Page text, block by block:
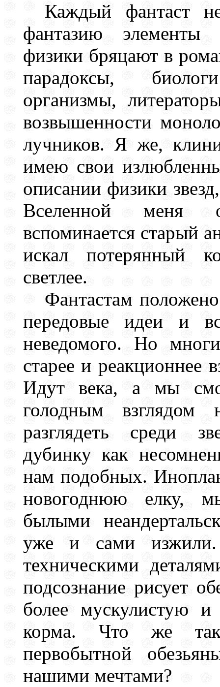
Каждый фантаст
фантазию
физики бряцают в
парадоксы,
организмы,
возвышенности
лучников. Я же,
имею свои
описании физики
Вселенной меня
вспоминается старый
искал потерянный
светлее.
Фантастам
передовые идеи и
неведомого. Но
старее и реакционнее
Идут века, а мы
голодным взглядом
разглядеть среди
дубинку как
нам подобных.
новогоднюю елку,
былыми
уже и сами
техническими
подсознание рисует
более мускулистую
корма. Что же
первобытной
нашими мечтами?